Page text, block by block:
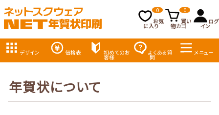
お気
に入り
0
買い
物カゴ
0
ログ
イン
デザイン 価格表 初めてのお
客様
よくある質
問
メニュー
年賀状について